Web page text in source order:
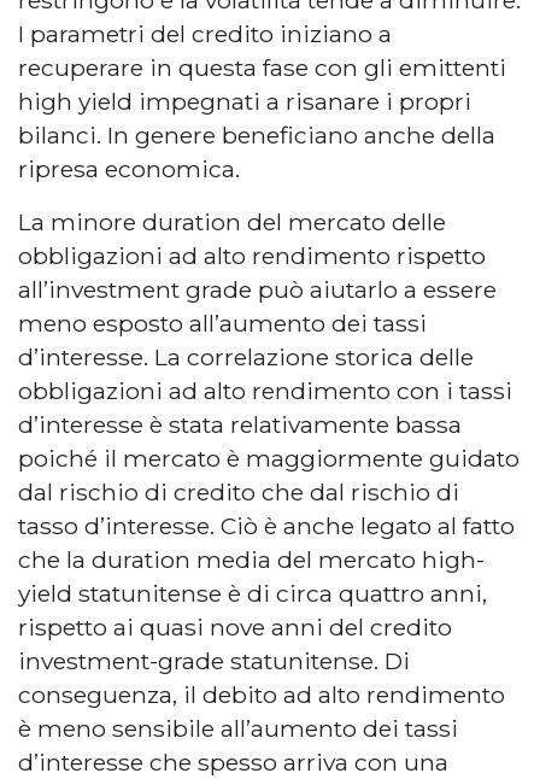
I parametri del credito iniziano a
recuperare in questa fase con gli emittenti
high yield impegnati a risanare i propri
bilanci. In genere beneficiano anche della
ripresa economica.
La minore duration del mercato delle
obbligazioni ad alto rendimento rispetto
all’investment grade può aiutarlo a essere
meno esposto all’aumento dei tassi
d’interesse. La correlazione storica delle
obbligazioni ad alto rendimento con i tassi
d’interesse è stata relativamente bassa
poiché il mercato è maggiormente guidato
dal rischio di credito che dal rischio di
tasso d’interesse. Ciò è anche legato al fatto
che la duration media del mercato high-
yield statunitense è di circa quattro anni,
rispetto ai quasi nove anni del credito
investment-grade statunitense. Di
conseguenza, il debito ad alto rendimento
è meno sensibile all’aumento dei tassi
d’interesse che spesso arriva con una